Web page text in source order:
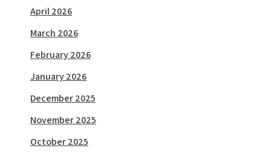
April 2026
March 2026
February 2026
January 2026
December 2025
November 2025
October 2025